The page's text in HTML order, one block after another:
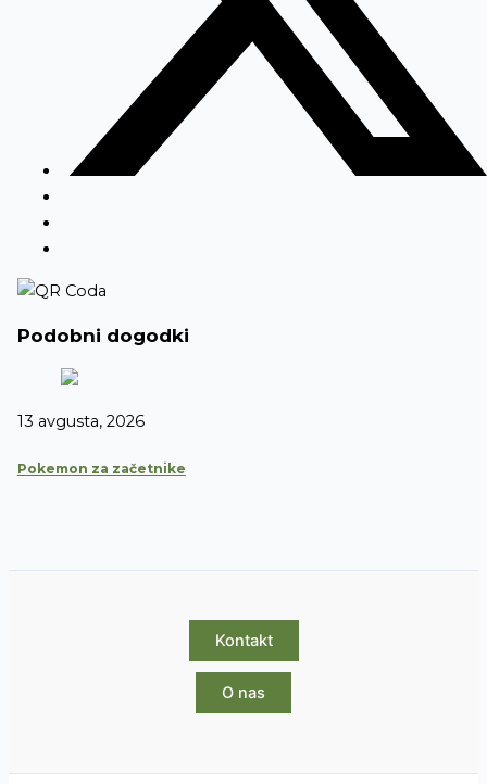
Podobni dogodki
13 avgusta, 2026
Pokemon za začetnike
Kontakt
O nas